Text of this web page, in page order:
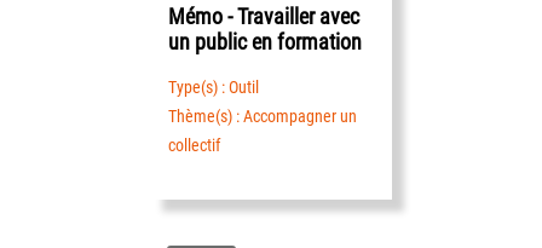
Mémo - Travailler avec
un public en formation
Type(s) : Outil
Thème(s) : Accompagner un
collectif